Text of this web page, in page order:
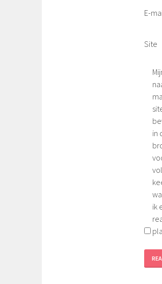
E-
Site
in
ik